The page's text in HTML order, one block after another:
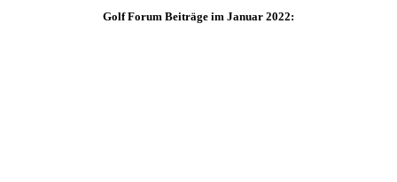
Golf Forum Beiträge im Januar 2022: